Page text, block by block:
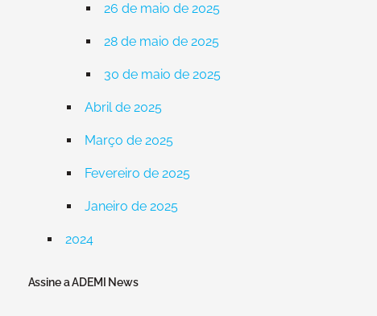
26 de maio de 2025
28 de maio de 2025
30 de maio de 2025
Abril de 2025
Março de 2025
Fevereiro de 2025
Janeiro de 2025
2024
Assine a ADEMI News